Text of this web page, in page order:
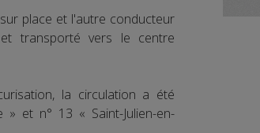
place et l'autre conducteur
transporté vers le centre
la circulation a été
et n° 13 « Saint-Julien-en-